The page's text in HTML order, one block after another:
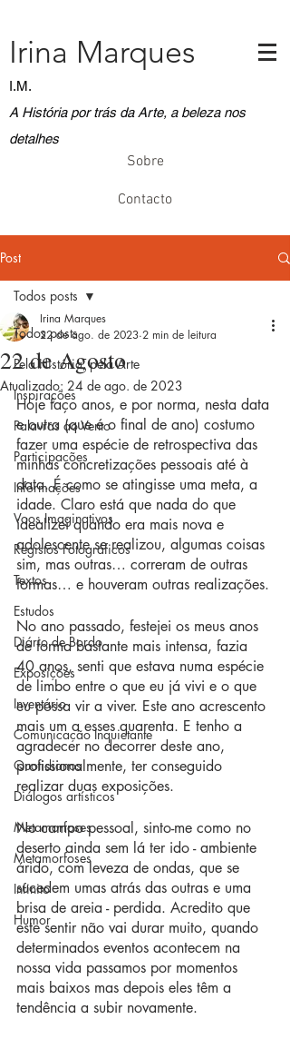
A História por trás da Arte, a beleza nos
detalhes
Irina Marques
I.M.
Sobre
Contacto
Post
Todos posts
Pela História, pela Arte
Inspirações
Palavras ao Vento
Participações
Informações
Voos Imaginativos
Registos Fotográficos
Textos
Estudos
Diário de Bordo
Exposições
Inventário
Comunicação Inquietante
Quotidianos
Diálogos artísticos
Metamorfoses
Metamorfoses
Infinito
Humor
Todos posts
22 de Agosto
Irina Marques
22 de ago. de 2023 2 min de leitura
Atualizado: 24 de ago. de 2023
Hoje faço anos, e por norma, nesta data
e outra (que é o final de ano) costumo
fazer uma espécie de retrospectiva das
minhas concretizações pessoais até à
data. É como se atingisse uma meta, a
idade. Claro está que nada do que
idealizei quando era mais nova e
adolescente se realizou, algumas coisas
sim, mas outras… correram de outras
formas… e houveram outras realizações.
No ano passado, festejei os meus anos
de forma bastante mais intensa, fazia
40 anos, senti que estava numa espécie
de limbo entre o que eu já vivi e o que
eu possa vir a viver. Este ano acrescento
mais um a esses quarenta. E tenho a
agradecer no decorrer deste ano,
profissionalmente, ter conseguido
realizar duas exposições.
No campo pessoal, sinto-me como no
deserto ainda sem lá ter ido - ambiente
árido, com leveza de ondas, que se
sucedem umas atrás das outras e uma
brisa de areia - perdida. Acredito que
este sentir não vai durar muito, quando
determinados eventos acontecem na
nossa vida passamos por momentos
mais baixos mas depois eles têm a
tendência a subir novamente.